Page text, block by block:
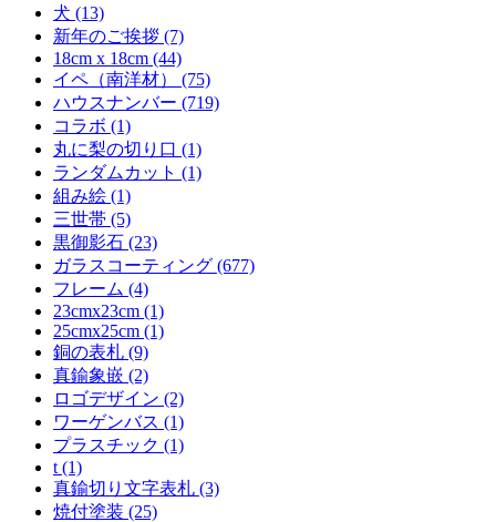
犬 (13)
新年のご挨拶 (7)
18cm x 18cm (44)
イペ（南洋材） (75)
ハウスナンバー (719)
コラボ (1)
丸に梨の切り口 (1)
ランダムカット (1)
組み絵 (1)
三世帯 (5)
黒御影石 (23)
ガラスコーティング (677)
フレーム (4)
23cmx23cm (1)
25cmx25cm (1)
銅の表札 (9)
真鍮象嵌 (2)
ロゴデザイン (2)
ワーゲンバス (1)
プラスチック (1)
t (1)
真鍮切り文字表札 (3)
焼付塗装 (25)